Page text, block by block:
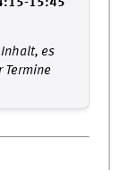
es
Termine